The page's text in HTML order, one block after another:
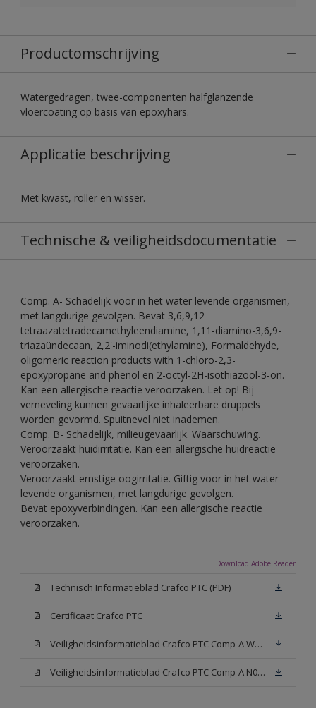
Productomschrijving
Watergedragen, twee-componenten halfglanzende
vloercoating op basis van epoxyhars.
Applicatie beschrijving
Met kwast, roller en wisser.
Technische & veiligheidsdocumentatie
Comp. A- Schadelijk voor in het water levende organismen,
met langdurige gevolgen. Bevat 3,6,9,12-
tetraazatetradecamethyleendiamine, 1,11-diamino-3,6,9-
triazaündecaan, 2,2'-iminodi(ethylamine), Formaldehyde,
oligomeric reaction products with 1-chloro-2,3-
epoxypropane and phenol en 2-octyl-2H-isothiazool-3-on.
Kan een allergische reactie veroorzaken. Let op! Bij
verneveling kunnen gevaarlijke inhaleerbare druppels
worden gevormd. Spuitnevel niet inademen.
Comp. B- Schadelijk, milieugevaarlijk. Waarschuwing.
Veroorzaakt huidirritatie. Kan een allergische huidreactie
veroorzaken.
Veroorzaakt ernstige oogirritatie. Giftig voor in het water
levende organismen, met langdurige gevolgen.
Bevat epoxyverbindingen. Kan een allergische reactie
veroorzaken.
Download Adobe Reader
Technisch Informatieblad Crafco PTC (PDF)
Certificaat Crafco PTC
Veiligheidsinformatieblad Crafco PTC Comp-A W05 (MSDS)
Veiligheidsinformatieblad Crafco PTC Comp-A N00 (MSDS)